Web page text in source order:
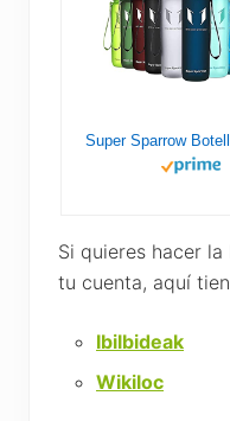
Si quieres hacer
tu cuenta, aquí
Ibilbideak
Wikiloc